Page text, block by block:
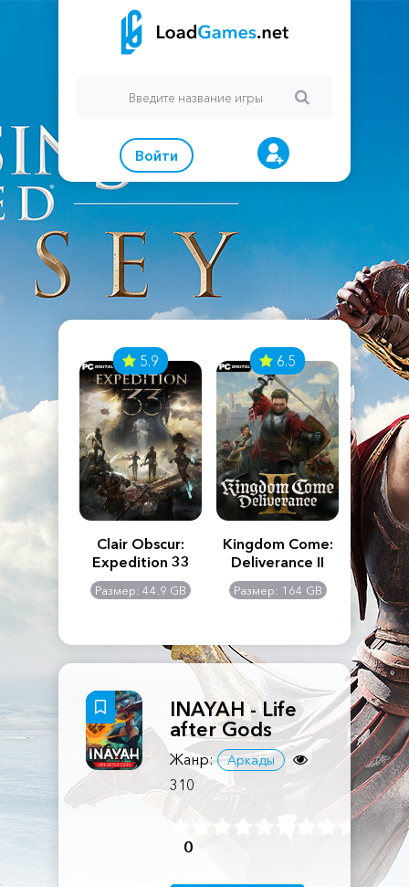
Войти
Creed
5.9
Clair Obscur:
Expedition 33
Размер: 44.9 GB
6.5
Kingdom Come:
Deliverance II
Размер: 164 GB
The
INAYAH - Life
after Gods
Жанр: Аркады
310
0